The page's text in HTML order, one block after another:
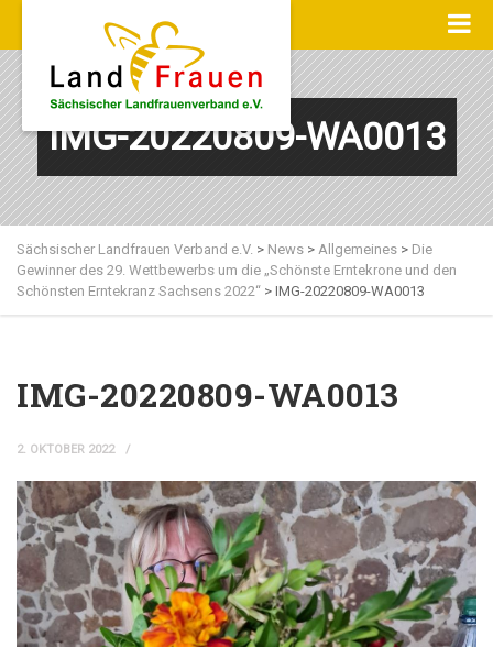
IMG-20220809-WA0013
Sächsischer Landfrauen Verband e.V. > News > Allgemeines > Die
Gewinner des 29. Wettbewerbs um die „Schönste Erntekrone und den
Schönsten Erntekranz Sachsens 2022“ > IMG-20220809-WA0013
IMG-20220809-WA0013
2. OKTOBER 2022